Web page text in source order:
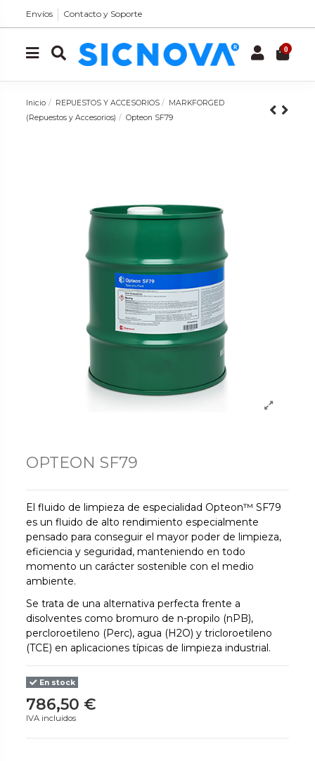
Envíos Contacto y Soporte
0
Inicio REPUESTOS Y ACCESORIOS
MARKFORGED
(Repuestos y Accesorios)
Opteon SF79
OPTEON SF79
El fluido de limpieza de especialidad Opteon™ SF79
es un fluido de alto rendimiento especialmente
pensado para conseguir el mayor poder de limpieza,
eficiencia y seguridad, manteniendo en todo
momento un carácter sostenible con el medio
ambiente.
Se trata de una alternativa perfecta frente a
disolventes como bromuro de n-propilo (nPB),
percloroetileno (Perc), agua (H2O) y tricloroetileno
(TCE) en aplicaciones típicas de limpieza industrial.
En stock
786,50 €
IVA incluidos